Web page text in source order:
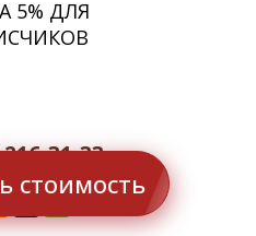
5% ДЛЯ
216-31-33
стоимость